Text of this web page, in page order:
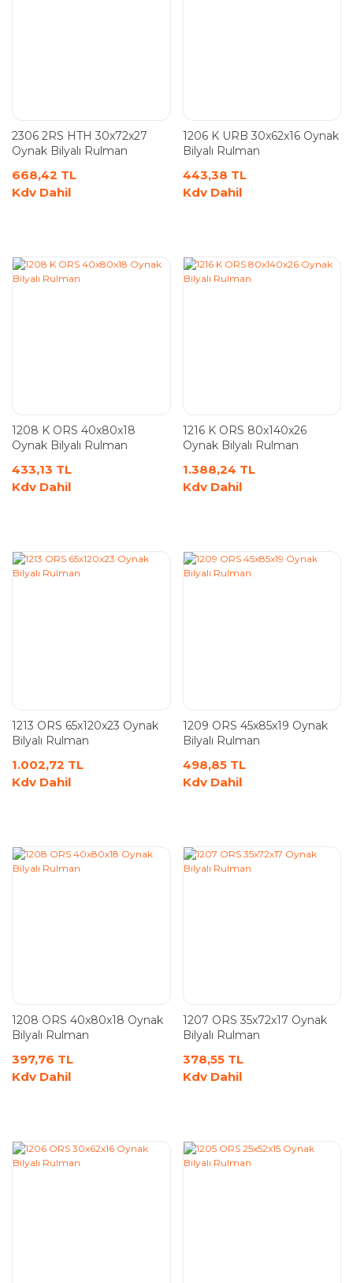
2306 2RS HTH 30x72x27
Oynak Bilyalı Rulman
668,42 TL
Kdv Dahil
1206 K URB 30x62x16 Oynak
Bilyalı Rulman
443,38 TL
Kdv Dahil
1208 K ORS 40x80x18
Oynak Bilyalı Rulman
433,13 TL
Kdv Dahil
1216 K ORS 80x140x26
Oynak Bilyalı Rulman
1.388,24 TL
Kdv Dahil
1213 ORS 65x120x23 Oynak
Bilyalı Rulman
1.002,72 TL
Kdv Dahil
1209 ORS 45x85x19 Oynak
Bilyalı Rulman
498,85 TL
Kdv Dahil
1208 ORS 40x80x18 Oynak
Bilyalı Rulman
397,76 TL
Kdv Dahil
1207 ORS 35x72x17 Oynak
Bilyalı Rulman
378,55 TL
Kdv Dahil